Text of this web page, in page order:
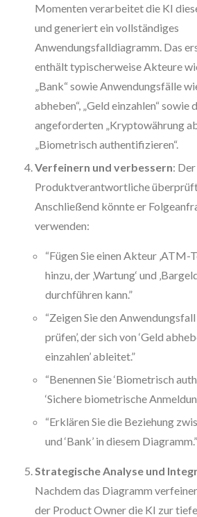
Momenten verarbeitet die KI
und generiert ein vollständiges
Anwendungsfalldiagramm. Das
enthält typischerweise Akteure
„Bank“ sowie Anwendungsfälle
abheben“, „Geld einzahlen“ sowie
angeforderten „Kryptowährung
„Biometrisch authentifizieren“.
Verfeinern und verbessern: Der
Produktverantwortliche
Anschließend könnte er
verwenden:
“Fügen Sie einen Akteur ‚ATM-
hinzu, der ‚Wartung‘ und
durchführen kann.”
“Zeigen Sie den
prüfen’, der sich von ‘Geld
einzahlen’ ableitet.”
“Benennen Sie ‘Biometrisch
‘Sichere biometrische
“Erklären Sie die Beziehung
und ‘Bank’ in diesem Diagramm.”
Strategische Analyse und
Nachdem das Diagramm
der Product Owner die KI zur